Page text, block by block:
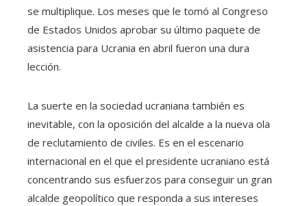
se multiplique. Los meses que le tomó al Congreso
de Estados Unidos aprobar su último paquete de
asistencia para Ucrania en abril fueron una dura
lección.
La suerte en la sociedad ucraniana también es
inevitable, con la oposición del alcalde a la nueva ola
de reclutamiento de civiles. Es en el escenario
internacional en el que el presidente ucraniano está
concentrando sus esfuerzos para conseguir un gran
alcalde geopolítico que responda a sus intereses